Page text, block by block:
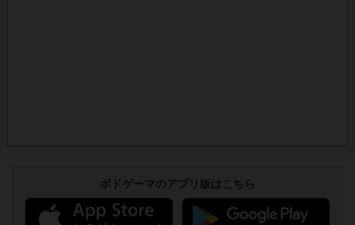
ボドゲーマのアプリ版はこちら